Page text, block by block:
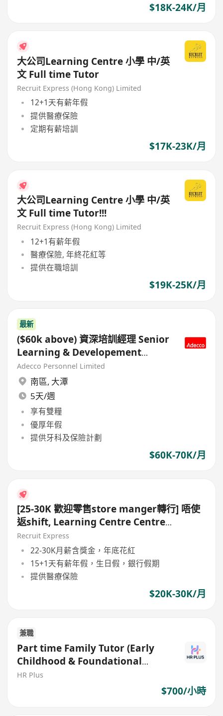
$18K-24K/月
大公司Learning Centre 小學 中/英
文 Full time Tutor
Recruit Express (Hong Kong) Limited
12+1天有薪年假
提供醫療保險
定期有薪培訓
$17K-23K/月
大公司Learning Centre 小學 中/英
文 Full time Tutor!!!
Recruit Express (Hong Kong) Limited
12+1有薪年假
醫療保險, 年終花紅等
提供在職培訓
$19K-25K/月
最新
($60k above) 資深培訓經理 Senior
Learning & Developement
Manager – 高級鐘錶 multi-brand
Adecco Personnel Limited
南區, 大潭
5天/週
享有雙糧
優厚年假
提供牙科及保險計劃
$60K-70K/月
[25-30K 歡迎零售store manger轉行] 唔使
返shift, Learning Centre Centre
Manager
Recruit Express
22-30K月薪含獎金，年底花紅
15+1天有薪年假，生日假，銀行假期
提供醫療保險
$20K-30K/月
兼職
Part time Family Tutor (Early
Childhood & Foundational
Learning) – $700 per hr
HR Plus
$700/小時